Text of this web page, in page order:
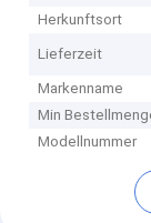
Herkunftsort
Lieferzeit
Markenname
Min
Modellnummer